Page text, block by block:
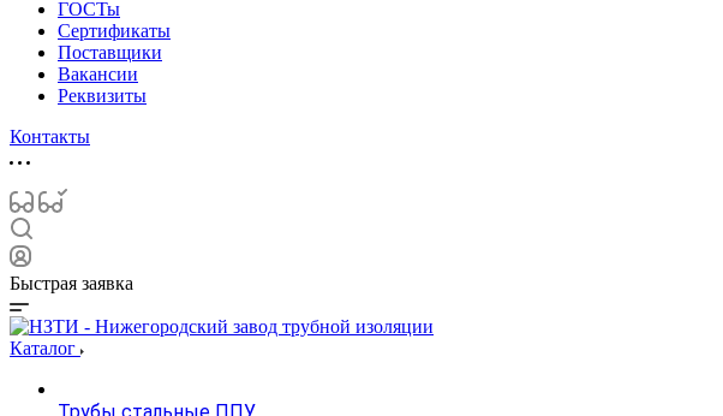
ГОСТы
Сертификаты
Поставщики
Вакансии
Реквизиты
Контакты
Быстрая заявка
Каталог